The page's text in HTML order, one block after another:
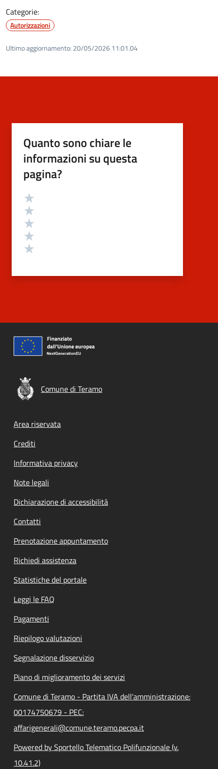
Categorie:
Autorizzazioni
Ultimo aggiornamento: 20/05/2026 11:01.04
Quanto sono chiare le
informazioni su questa
pagina?
Valutazione
Comune di Teramo
Footer menu
Area riservata
Crediti
Informativa privacy
Note legali
Dichiarazione di accessibilità
Contatti
Prenotazione appuntamento
Richiedi assistenza
Statistiche del portale
Leggi le FAQ
Pagamenti
Riepilogo valutazioni
Segnalazione disservizio
Piano di miglioramento dei servizi
Comune di Teramo - Partita IVA dell'amministrazione:
00174750679 - PEC:
affarigenerali@comune.teramo.pecpa.it
Powered by Sportello Telematico Polifunzionale (v.
10.41.2)